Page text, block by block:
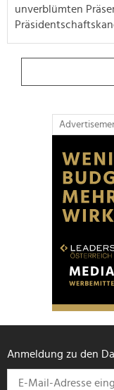
unverblümten
Anmeldung zu den